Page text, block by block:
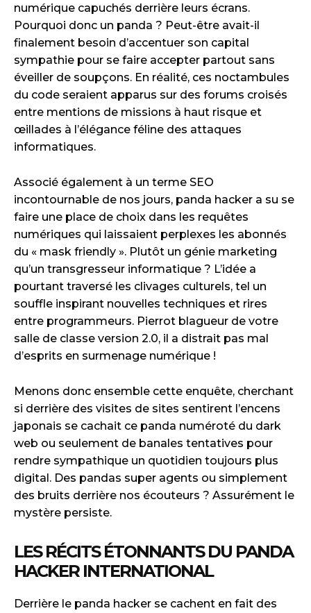
numérique capuchés derrière leurs écrans.
Pourquoi donc un panda ? Peut-être avait-il
finalement besoin d’accentuer son capital
sympathie pour se faire accepter partout sans
éveiller de soupçons. En réalité, ces noctambules
du code seraient apparus sur des forums croisés
entre mentions de missions à haut risque et
œillades à l’élégance féline des attaques
informatiques.
Associé également à un terme SEO
incontournable de nos jours, panda hacker a su se
faire une place de choix dans les requêtes
numériques qui laissaient perplexes les abonnés
du « mask friendly ». Plutôt un génie marketing
qu’un transgresseur informatique ? L’idée a
pourtant traversé les clivages culturels, tel un
souffle inspirant nouvelles techniques et rires
entre programmeurs. Pierrot blagueur de votre
salle de classe version 2.0, il a distrait pas mal
d’esprits en surmenage numérique !
Menons donc ensemble cette enquête, cherchant
si derrière des visites de sites sentirent l’encens
japonais se cachait ce panda numéroté du dark
web ou seulement de banales tentatives pour
rendre sympathique un quotidien toujours plus
digital. Des pandas super agents ou simplement
des bruits derrière nos écouteurs ? Assurément le
mystère persiste.
LES RÉCITS ÉTONNANTS DU PANDA
HACKER INTERNATIONAL
Derrière le panda hacker se cachent en fait des